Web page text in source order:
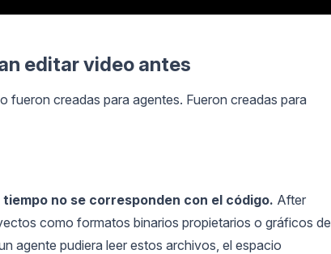
editar video antes
fueron creadas para agentes. Fueron creadas para
no se corresponden con el código. After
como formatos binarios propietarios o gráficos de
agente pudiera leer estos archivos, el espacio